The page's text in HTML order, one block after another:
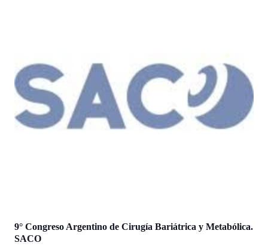
9° Congreso Argentino de Cirugía Bariátrica y Metabólica.
SACO